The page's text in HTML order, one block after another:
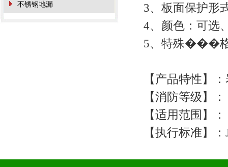
不锈钢地漏
3、板面保护形
4、颜色：可选
5、特殊���
【产品特性】
【消防等级】
【适用范围】
【执行标准】